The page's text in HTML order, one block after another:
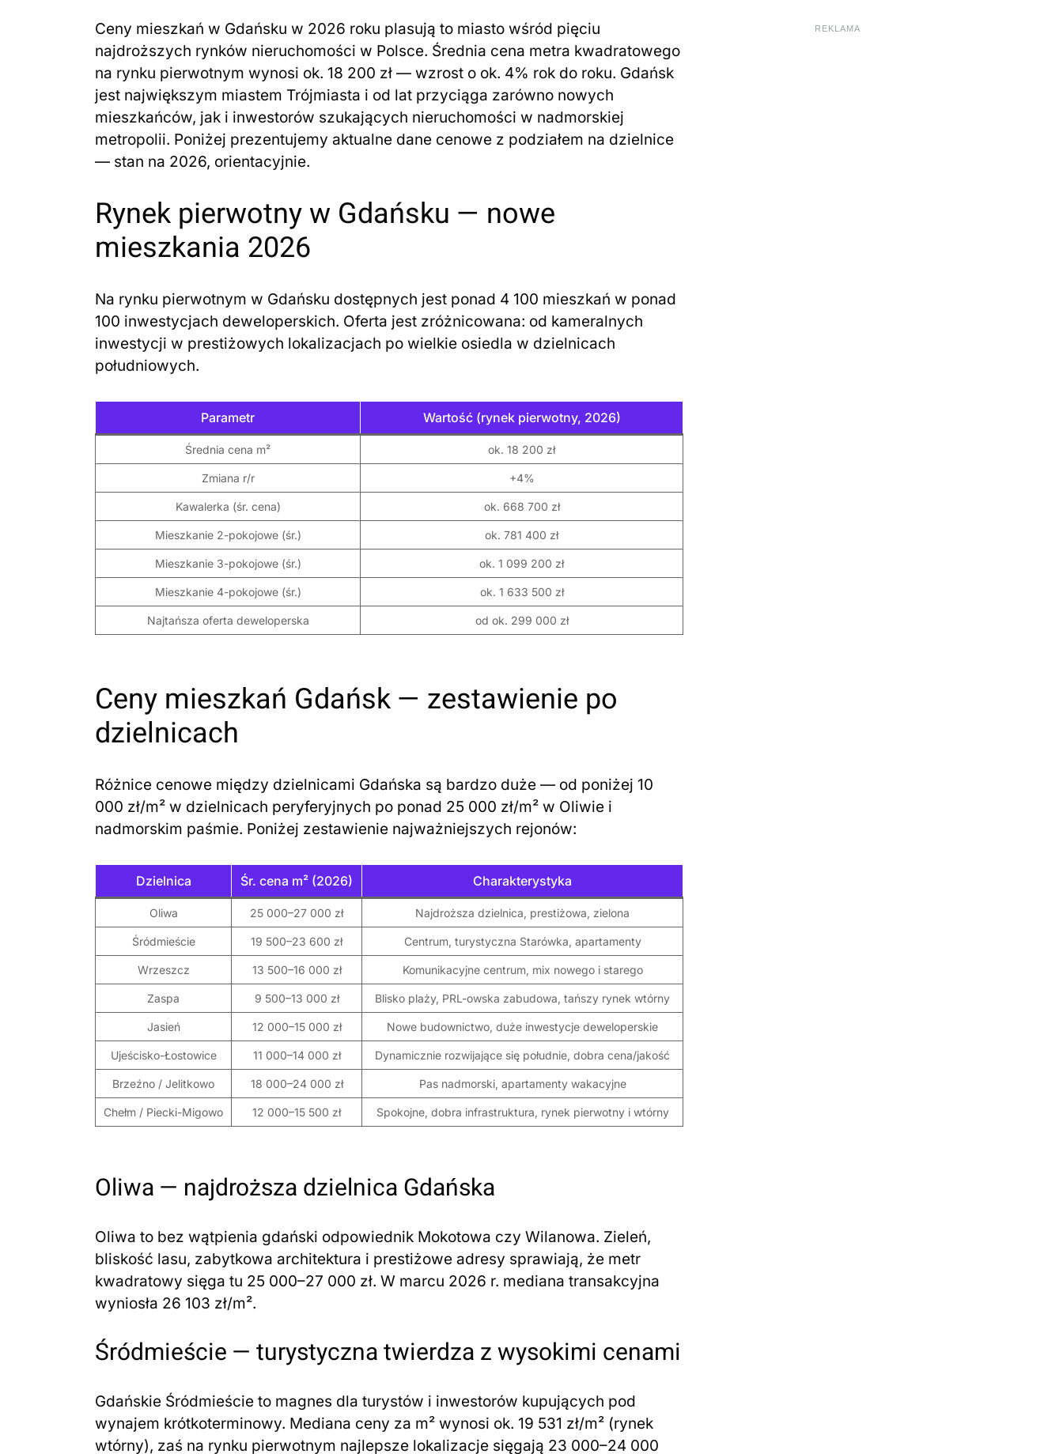
Ceny mieszkań w Gdańsku w 2026 roku plasują to miasto wśród pięciu
najdroższych rynków nieruchomości w Polsce. Średnia cena metra kwadratowego
na rynku pierwotnym wynosi ok. 18 200 zł — wzrost o ok. 4% rok do roku. Gdańsk
jest największym miastem Trójmiasta i od lat przyciąga zarówno nowych
mieszkańców, jak i inwestorów szukających nieruchomości w nadmorskiej
metropolii. Poniżej prezentujemy aktualne dane cenowe z podziałem na dzielnice
— stan na 2026, orientacyjnie.
Rynek pierwotny w Gdańsku — nowe
mieszkania 2026
Na rynku pierwotnym w Gdańsku dostępnych jest ponad 4 100 mieszkań w ponad
100 inwestycjach deweloperskich. Oferta jest zróżnicowana: od kameralnych
inwestycji w prestiżowych lokalizacjach po wielkie osiedla w dzielnicach
południowych.
Parametr Wartość (rynek pierwotny, 2026)
Średnia cena m² ok. 18 200 zł
Zmiana r/r +4%
Kawalerka (śr. cena) ok. 668 700 zł
Mieszkanie 2-pokojowe (śr.) ok. 781 400 zł
Mieszkanie 3-pokojowe (śr.) ok. 1 099 200 zł
Mieszkanie 4-pokojowe (śr.) ok. 1 633 500 zł
Najtańsza oferta deweloperska od ok. 299 000 zł
Ceny mieszkań Gdańsk — zestawienie po
dzielnicach
Różnice cenowe między dzielnicami Gdańska są bardzo duże — od poniżej 10
000 zł/m² w dzielnicach peryferyjnych po ponad 25 000 zł/m² w Oliwie i
nadmorskim paśmie. Poniżej zestawienie najważniejszych rejonów:
Dzielnica Śr. cena m² (2026) Charakterystyka
Oliwa 25 000–27 000 zł Najdroższa dzielnica, prestiżowa, zielona
Śródmieście 19 500–23 600 zł Centrum, turystyczna Starówka, apartamenty
Wrzeszcz 13 500–16 000 zł Komunikacyjne centrum, mix nowego i starego
Zaspa 9 500–13 000 zł Blisko plaży, PRL-owska zabudowa, tańszy rynek wtórny
Jasień 12 000–15 000 zł Nowe budownictwo, duże inwestycje deweloperskie
Ujeścisko-Łostowice 11 000–14 000 zł Dynamicznie rozwijające się południe, dobra cena/jakość
Brzeźno / Jelitkowo 18 000–24 000 zł Pas nadmorski, apartamenty wakacyjne
Chełm / Piecki-Migowo 12 000–15 500 zł Spokojne, dobra infrastruktura, rynek pierwotny i wtórny
Oliwa — najdroższa dzielnica Gdańska
Oliwa to bez wątpienia gdański odpowiednik Mokotowa czy Wilanowa. Zieleń,
bliskość lasu, zabytkowa architektura i prestiżowe adresy sprawiają, że metr
kwadratowy sięga tu 25 000–27 000 zł. W marcu 2026 r. mediana transakcyjna
wyniosła 26 103 zł/m².
Śródmieście — turystyczna twierdza z wysokimi cenami
Gdańskie Śródmieście to magnes dla turystów i inwestorów kupujących pod
wynajem krótkoterminowy. Mediana ceny za m² wynosi ok. 19 531 zł/m² (rynek
wtórny), zaś na rynku pierwotnym najlepsze lokalizacje sięgają 23 000–24 000
REKLAMA